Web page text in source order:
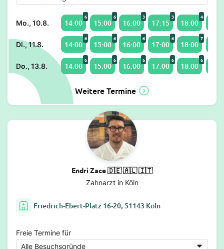
Mo., 10.8. 14:00
6
15:00
6
16:00
3
17:15
3
18:00
4
Di., 11.8. 14:00
6
15:00
6
16:00
6
17:00
6
18:00
7
Do., 13.8. 14:00
6
15:00
6
16:00
6
17:00
6
18:00
6
Weitere Termine
Endri Zace 🇩🇪 🇦🇱 🇮🇹
Zahnarzt in Köln
Friedrich-Ebert-Platz 16-20, 51143 Köln
Freie Termine für